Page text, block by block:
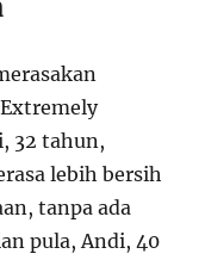
32 tahun,
lebih bersih
tanpa ada
pula, Andi, 40